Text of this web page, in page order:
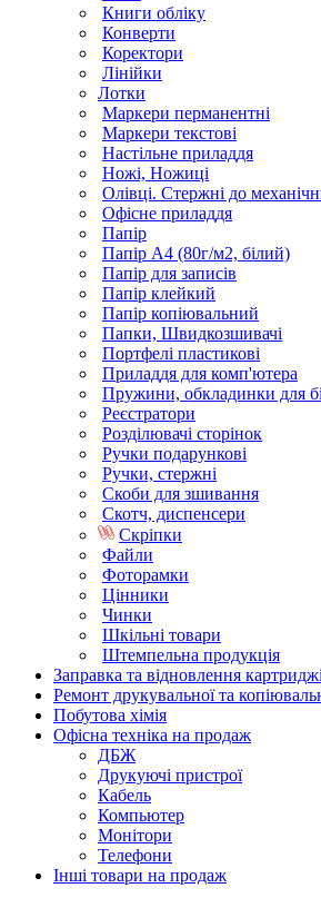
Книги обліку
Конверти
Коректори
Лінійки
Лотки
Маркери перманентні
Маркери текстові
Настільне приладдя
Ножі, Ножиці
Олівці. Стержні до
Офісне приладдя
Папір
Папір А4 (80г/м2, білий)
Папір для записів
Папір клейкий
Папір копіювальний
Папки, Швидкозшивачі
Портфелі пластикові
Приладдя для комп'ютера
Пружини, обкладинки для
Реєстратори
Розділювачі сторінок
Ручки подарункові
Ручки, стержні
Скоби для зшивання
Скотч, диспенсери
Скріпки
Файли
Фоторамки
Цінники
Чинки
Шкільні товари
Штемпельна продукція
Заправка та відновлення
Ремонт друкувальної та
Побутова хімія
Офісна техніка на продаж
ДБЖ
Друкуючі пристрої
Кабель
Компьютер
Монітори
Телефони
Інші товари на продаж